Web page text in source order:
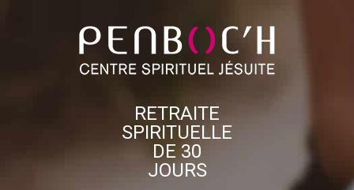
RETRAITE
SPIRITUELLE
DE 30
JOURS